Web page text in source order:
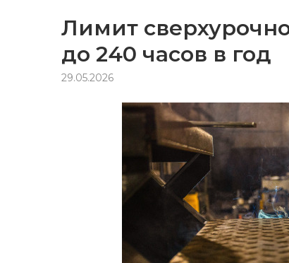
Лимит
до 240 часов в год
29.05.2026